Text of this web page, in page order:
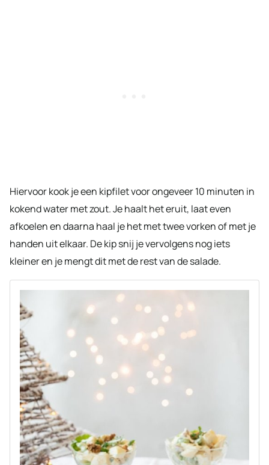
Hiervoor kook je een kipfilet voor ongeveer 10 minuten in
kokend water met zout. Je haalt het eruit, laat even
afkoelen en daarna haal je het met twee vorken of met je
handen uit elkaar. De kip snij je vervolgens nog iets
kleiner en je mengt dit met de rest van de salade.